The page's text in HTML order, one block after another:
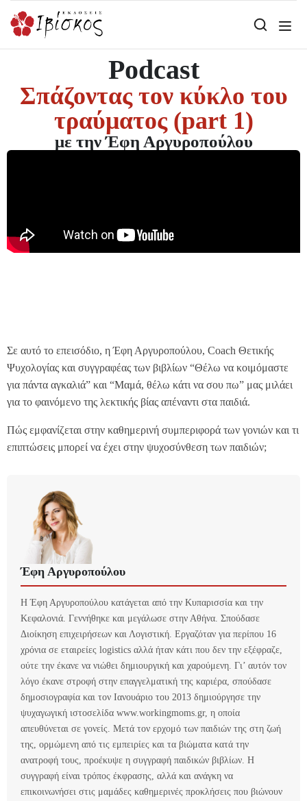
Podcast
Σπάζοντας τον κύκλο του
τραύματος (part 1)
με την Έφη Αργυροπούλου
Σε αυτό το επεισόδιο, η Έφη Αργυροπούλου, Coach Θετικής
Ψυχολογίας και συγγραφέας των βιβλίων “Θέλω να κοιμόμαστε
για πάντα αγκαλιά” και “Μαμά, θέλω κάτι να σου πω” μας μιλάει
για το φαινόμενο της λεκτικής βίας απέναντι στα παιδιά.
Πώς εμφανίζεται στην καθημερινή συμπεριφορά των γονιών και τι
επιπτώσεις μπορεί να έχει στην ψυχοσύνθεση των παιδιών;
Έφη Αργυροπούλου
Η Έφη Αργυροπούλου κατάγεται από την Κυπαρισσία και την
Κεφαλονιά. Γεννήθηκε και μεγάλωσε στην Αθήνα. Σπούδασε
Διοίκηση επιχειρήσεων και Λογιστική. Εργαζόταν για περίπου 16
χρόνια σε εταιρείες logistics αλλά ήταν κάτι που δεν την εξέφραζε,
ούτε την έκανε να νιώθει δημιουργική και χαρούμενη. Γι’ αυτόν τον
λόγο έκανε στροφή στην επαγγελματική της καριέρα, σπούδασε
δημοσιογραφία και τον Ιανουάριο του 2013 δημιούργησε την
ψυχαγωγική ιστοσελίδα www.workingmoms.gr, η οποία
απευθύνεται σε γονείς. Μετά τον ερχομό των παιδιών της στη ζωή
της, ορμώμενη από τις εμπειρίες και τα βιώματα κατά την
ανατροφή τους, προέκυψε η συγγραφή παιδικών βιβλίων. Η
συγγραφή είναι τρόπος έκφρασης, αλλά και ανάγκη να
επικοινωνήσει στις μαμάδες καθημερινές προκλήσεις που βιώνουν